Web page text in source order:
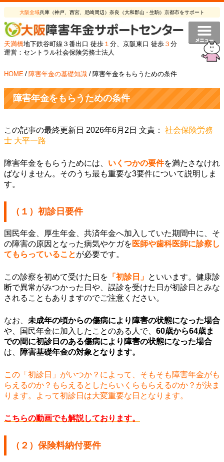
大阪全域兵庫（神戸、西宮、尼崎周辺）奈良（大和郡山・生駒）京都市をサポート
天満橋地下鉄谷町線３番出口 徒歩 １ 分、京阪東口 徒歩 ３ 分
運営：セントラル社会保険労務士法人
HOME / 障害年金の基礎知識 / 障害年金をもらうための条件
障害年金をもらうための条件
この記事の最終更新日 2026年6月2日 文責： 社会保険労務
士 大平一路
障害年金をもらうためには、 いくつかの要件を満たさなけれ
ばなりません。そのうち最も重要な3要件について説明しま
す。
（１）初診日要件
国民年金、厚生年金、共済年金へ加入していた期間中に、そ
の障害の原因となった病気やケガを 医師や歯科医師に診察し
てもらっていることが必要です。
この診察を初めて受けた日を 「初診日」 といいます。健康診
断で異常がみつかった日や、誤診を受けた日が初診日とみな
されることもありますのでご注意ください。
なお、 未成年の頃からの傷病により障害の状態になった場合
や、国民年金に加入したことのある人で、 60歳から64歳ま
での間に初診日のある傷病により障害の状態になった場合
は、
障害基礎年金の対象となります。
この「初診日」がいつか？によって、そもそも障害年金がも
らえるのか？もらえるとしたらいくらもらえるのか？が決ま
ります。よって初診日は大変重要な日となります。
こちらの動画でも解説しております。
（２）保険料納付要件